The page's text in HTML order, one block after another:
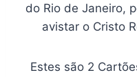
do Rio de Janeiro,
avistar o Cristo
Estes são 2